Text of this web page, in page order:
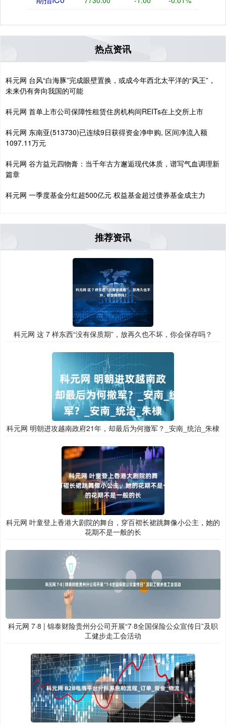
热点资讯
科元网 台风“白海豚”完成眼壁置换，或成今年西北太平洋的“风王”，
未来仍有奔向我国的可能
科元网 首单上市公司保障性租赁住房机构间REITs在上交所上市
科元网 东南亚(513730)已连续9日获得资金净申购, 区间净流入额
1097.11万元
科元网 谷方益元四物膏：当千年古方邂逅现代体质，谱写气血调理新
篇章
科元网 一季度基金分红超500亿元 权益基金超过债券基金成主力
推荐资讯
科元网 这 7 样东西“没有保质期”，放再久也不坏，你会保存吗？
科元网 明朝进攻越南政府21年，却最后为何撤军？_安南_统治_朱棣
科元网 叶童登上香港大剧院的舞台，穿百褶长裙跳舞像小公主，她的
花期不是一般的长
科元网 7·8 | 锦泰财险贵州分公司开展“7·8全国保险公众宣传日”及职
工健步走工会活动